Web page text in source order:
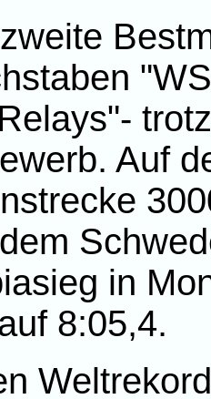
Auf
in
8:05,4.